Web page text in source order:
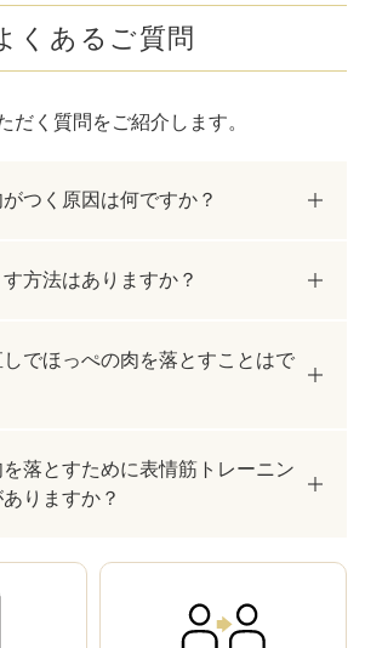
くあるご質問
だく質問をご紹介します。
つく原因は何ですか？
方法はありますか？
でほっぺの肉を落とすことはで
落とすために表情筋トレーニン
りますか？